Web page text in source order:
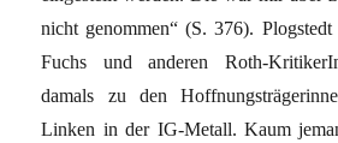
nicht genommen“ (S. 376).
Fuchs und anderen Roth-
damals zu den
Linken in der IG-Metall. Kaum